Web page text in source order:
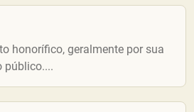
honorífico, geralmente por sua
público....